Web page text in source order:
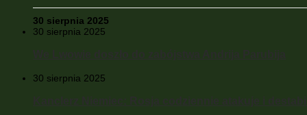
30 sierpnia 2025
30 sierpnia 2025
30 sierpnia 2025